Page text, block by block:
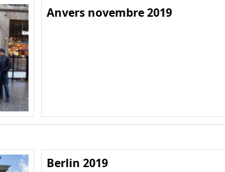
Anvers novembre 2019
Berlin 2019